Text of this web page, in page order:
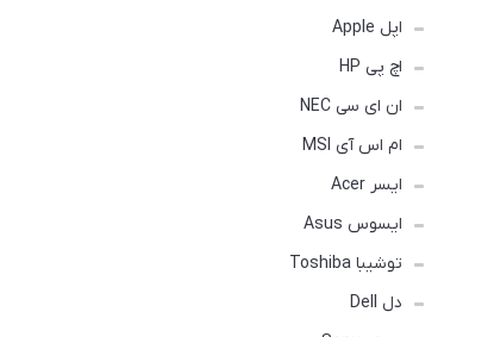
اپل Apple
اچ پی HP
ان ای سی NEC
ام اس آی MSI
ایسر Acer
ایسوس Asus
توشیبا Toshiba
دل Dell